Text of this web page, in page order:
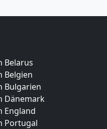
Belarus
Belgien
Bulgarien
Dänemark
England
Portugal